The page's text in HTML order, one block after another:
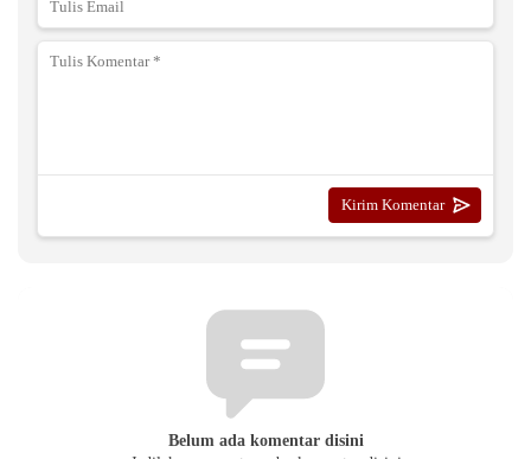
Belum ada komentar disini